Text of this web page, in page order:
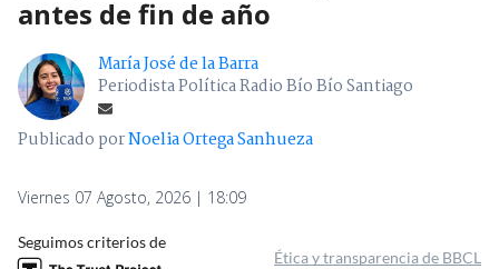
antes de fin de año
María José de la Barra
Periodista Política Radio Bío Bío Santiago
Publicado porNoelia Ortega Sanhueza
Viernes 07 Agosto, 2026 | 18:09
Seguimos criterios de
Ética y transparencia de BBCL